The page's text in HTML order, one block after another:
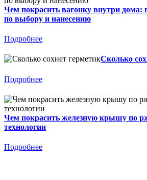
Чем покрасить вагонку внутри дома:
по выбору и нанесению
Подробнее
Сколько
Подробнее
Чем покрасить железную крышу по
технологии
Подробнее